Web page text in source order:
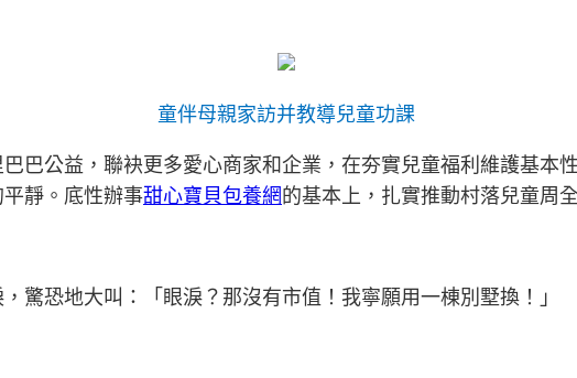
童伴母親家訪并教導兒童功課
巴巴公益，聯袂更多愛心商家和企業，在夯實兒童福利維護基本
靜。底性辦事甜心寶貝包養網的基本上，扎實推動村落兒童周
驚恐地大叫：「眼淚？那沒有市值！我寧願用一棟別墅換！」